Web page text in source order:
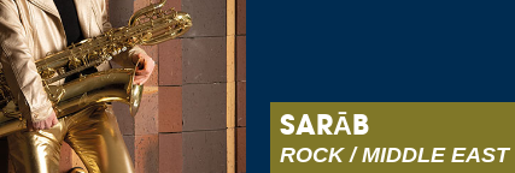
SARĀB
ROCK / MIDDLE EAST